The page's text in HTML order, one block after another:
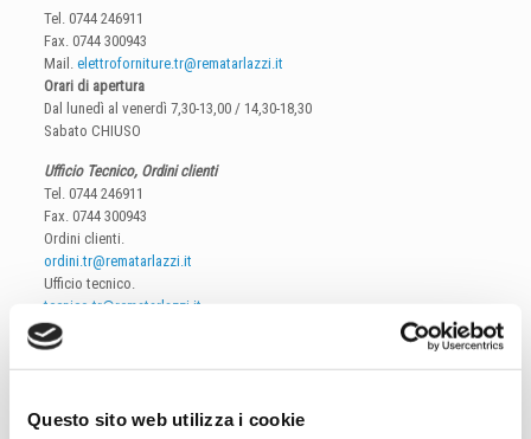
Questo sito web utilizza i cookie
Tel. 0744 246911
Fax. 0744 300943
Mail. elettroforniture.tr@rematarlazzi.it
Orari di apertura
Dal lunedì al venerdì 7,30-13,00 / 14,30-18,30
Sabato CHIUSO
Ufficio Tecnico, Ordini clienti
Tel. 0744 246911
Fax. 0744 300943
Ordini clienti.
ordini.tr@rematarlazzi.it
Ufficio tecnico.
tecnico.tr@rematarlazzi.it
Sabato chiuso